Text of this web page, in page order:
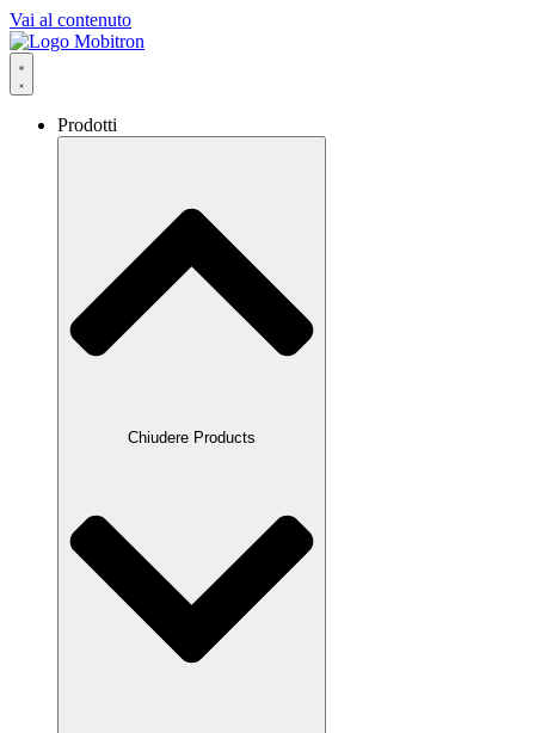
Vai al contenuto
Prodotti
Chiudere Products